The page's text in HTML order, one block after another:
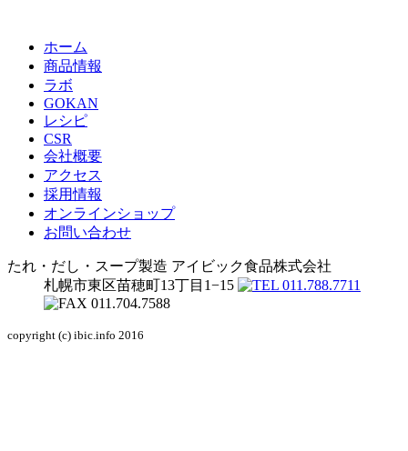
ホーム
商品情報
ラボ
GOKAN
レシピ
CSR
会社概要
アクセス
採用情報
オンラインショップ
お問い合わせ
たれ・だし・スープ製造 アイビック食品株式会社
札幌市東区苗穂町13丁目1−15
copyright (c) ibic.info 2016